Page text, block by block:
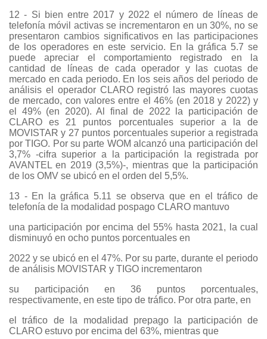
12 - Si bien entre 2017 y 2022 el número de líneas de
telefonía móvil activas se incrementaron en un 30%, no se
presentaron cambios significativos en las participaciones
de los operadores en este servicio. En la gráfica 5.7 se
puede apreciar el comportamiento registrado en la
cantidad de líneas de cada operador y las cuotas de
mercado en cada periodo. En los seis años del periodo de
análisis el operador CLARO registró las mayores cuotas
de mercado, con valores entre el 46% (en 2018 y 2022) y
el 49% (en 2020). Al final de 2022 la participación de
CLARO es 21 puntos porcentuales superior a la de
MOVISTAR y 27 puntos porcentuales superior a registrada
por TIGO. Por su parte WOM alcanzó una participación del
3,7% -cifra superior a la participación la registrada por
AVANTEL en 2019 (3,5%)-, mientras que la participación
de los OMV se ubicó en el orden del 5,5%.
13 - En la gráfica 5.11 se observa que en el tráfico de
telefonía de la modalidad pospago CLARO mantuvo
una participación por encima del 55% hasta 2021, la cual
disminuyó en ocho puntos porcentuales en
2022 y se ubicó en el 47%. Por su parte, durante el periodo
de análisis MOVISTAR y TIGO incrementaron
su participación en 36 puntos porcentuales,
respectivamente, en este tipo de tráfico. Por otra parte, en
el tráfico de la modalidad prepago la participación de
CLARO estuvo por encima del 63%, mientras que